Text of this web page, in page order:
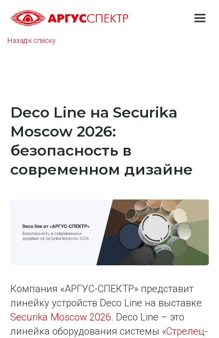
Назад к списку
Deco Line на Securika
Moscow 2026:
безопасность в
современном дизайне
Компания «АРГУС-СПЕКТР» представит
линейку устройств Deco Line на выставке
Securika Moscow 2026. Deco Line – это
линейка оборудования системы «Стрелец-